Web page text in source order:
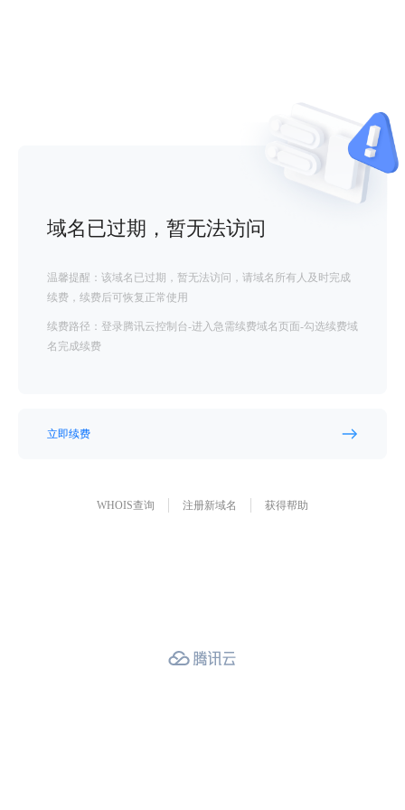
域名已过期，暂无法访问
温馨提醒：该域名已过期，暂无法访问，请域名所有人及时完成
续费，续费后可恢复正常使用
续费路径：登录腾讯云控制台-进入急需续费域名页面-勾选续费域
名完成续费
立即续费
WHOIS查询 注册新域名 获得帮助